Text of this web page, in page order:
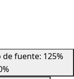
de fuente: 125%